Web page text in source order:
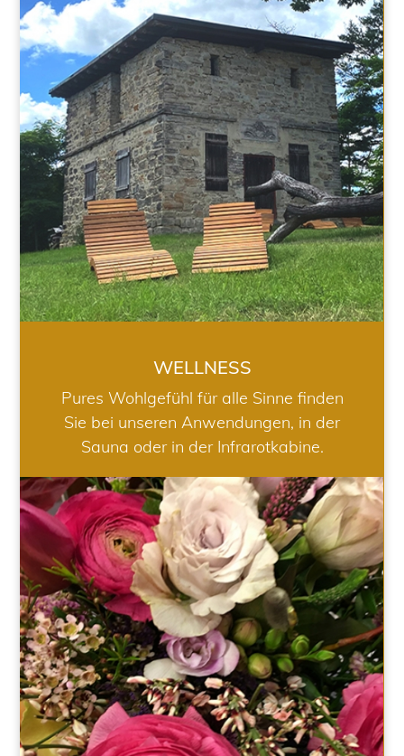
WELLNESS
WELLNESS
Pures Wohlgefühl für alle Sinne finden
Sie bei unseren Anwendungen, in der
Sauna oder in der Infrarotkabine.
HOCHZEIT